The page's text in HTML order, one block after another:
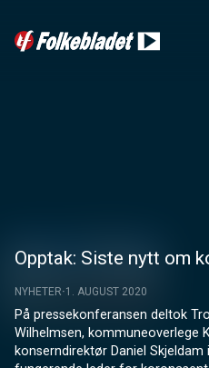
Opptak: Siste nytt om
NYHETER 1. AUGUST 2020
På pressekonferansen deltok
Wilhelmsen, kommuneoverlege
konserndirektør Daniel